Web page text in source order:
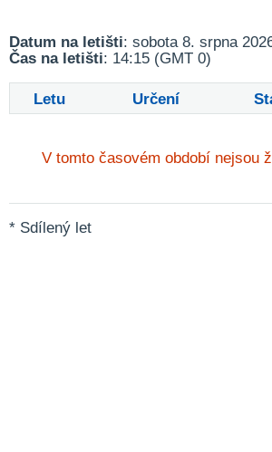
Datum na letišti: sobota 8. srpna
Čas na letišti: 14:15 (GMT 0)
Letu Určení
V tomto časovém období nejsou
* Sdílený let